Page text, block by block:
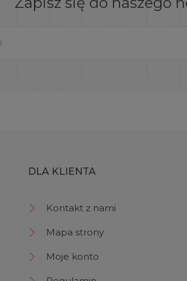
DLA KLIENTA
Kontakt z nami
Mapa strony
Moje konto